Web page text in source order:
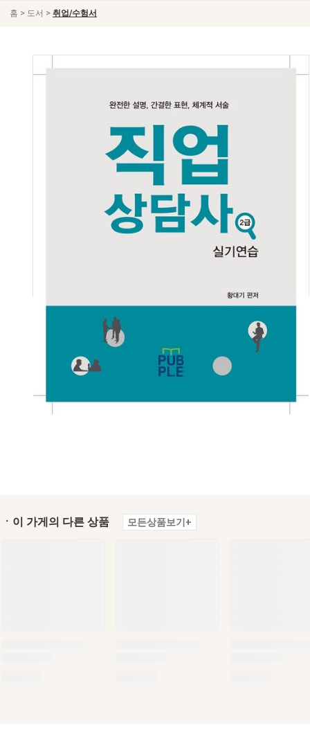
홈 > 도서 > 취업/수험서
ㆍ이 가게의 다른 상품 모든상품보기+